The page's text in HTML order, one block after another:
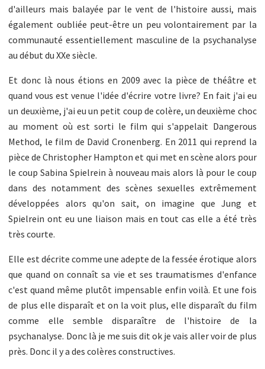
d'ailleurs mais balayée par le vent de l'histoire aussi, mais
également oubliée peut-être un peu volontairement par la
communauté essentiellement masculine de la psychanalyse
au début du XXe siècle.
Et donc là nous étions en 2009 avec la pièce de théâtre et
quand vous est venue l'idée d'écrire votre livre? En fait j'ai eu
un deuxième, j'ai eu un petit coup de colère, un deuxième choc
au moment où est sorti le film qui s'appelait Dangerous
Method, le film de David Cronenberg. En 2011 qui reprend la
pièce de Christopher Hampton et qui met en scène alors pour
le coup Sabina Spielrein à nouveau mais alors là pour le coup
dans des notamment des scènes sexuelles extrêmement
développées alors qu'on sait, on imagine que Jung et
Spielrein ont eu une liaison mais en tout cas elle a été très
très courte.
Elle est décrite comme une adepte de la fessée érotique alors
que quand on connaît sa vie et ses traumatismes d'enfance
c'est quand même plutôt impensable enfin voilà. Et une fois
de plus elle disparaît et on la voit plus, elle disparaît du film
comme elle semble disparaître de l'histoire de la
psychanalyse. Donc là je me suis dit ok je vais aller voir de plus
près. Donc il y a des colères constructives.